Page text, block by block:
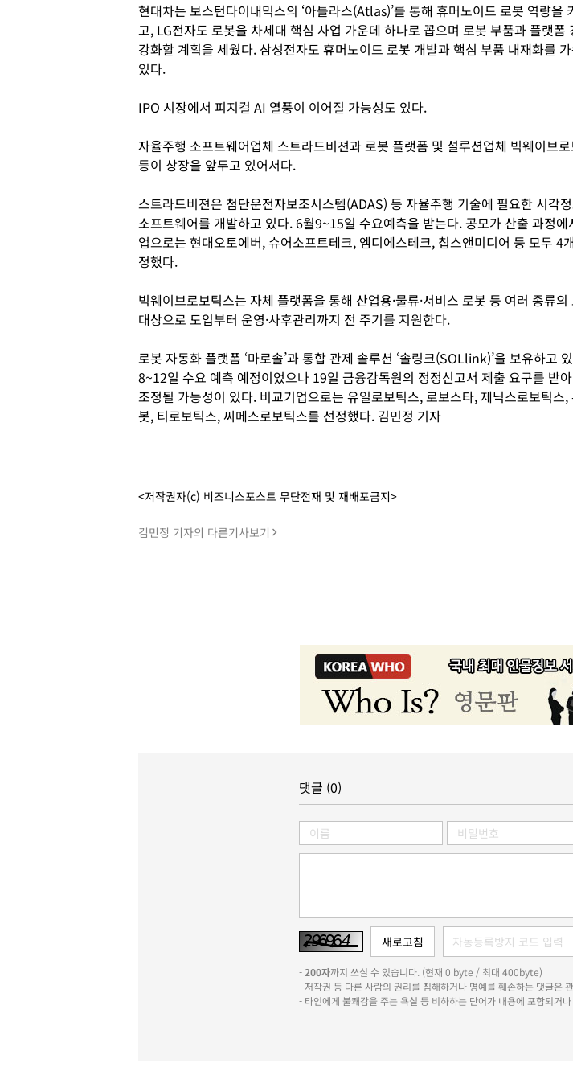
현대차는 보스턴다이내믹스의 ‘아틀라스(Atlas)’를 통해 휴머노이드 로봇 역량을
고, LG전자도 로봇을 차세대 핵심 사업 가운데 하나로 꼽으며 로봇 부품과 플랫폼
강화할 계획을 세웠다. 삼성전자도 휴머노이드 로봇 개발과 핵심 부품 내재화를
있다.
IPO 시장에서 피지컬 AI 열풍이 이어질 가능성도 있다.
자율주행 소프트웨어업체 스트라드비젼과 로봇 플랫폼 및 설루션업체 빅웨이브
등이 상장을 앞두고 있어서다.
스트라드비젼은 첨단운전자보조시스템(ADAS) 등 자율주행 기술에 필요한 시각
소프트웨어를 개발하고 있다. 6월9~15일 수요예측을 받는다. 공모가 산출 과정에
업으로는 현대오토에버, 슈어소프트테크, 엠디에스테크, 칩스앤미디어 등 모두 4
정했다.
빅웨이브로보틱스는 자체 플랫폼을 통해 산업용·물류·서비스 로봇 등 여러 종류의
대상으로 도입부터 운영·사후관리까지 전 주기를 지원한다.
로봇 자동화 플랫폼 ‘마로솔’과 통합 관제 솔루션 ‘솔링크(SOLlink)’을 보유하고
8~12일 수요 예측 예정이었으나 19일 금융감독원의 정정신고서 제출 요구를 받
조정될 가능성이 있다. 비교기업으로는 유일로보틱스, 로보스타, 제닉스로보틱스,
봇, 티로보틱스, 씨메스로보틱스를 선정했다. 김민정 기자
<저작권자(c) 비즈니스포스트 무단전재 및 재배포금지>
김민정 기자의 다른기사보기
댓글 (0)
-200자까지 쓰실 수 있습니다. (현재 0 byte / 최대 400byte)
- 저작권 등 다른 사람의 권리를 침해하거나 명예를 훼손하는 댓글은
- 타인에게 불쾌감을 주는 욕설 등 비하하는 단어가 내용에 포함되거